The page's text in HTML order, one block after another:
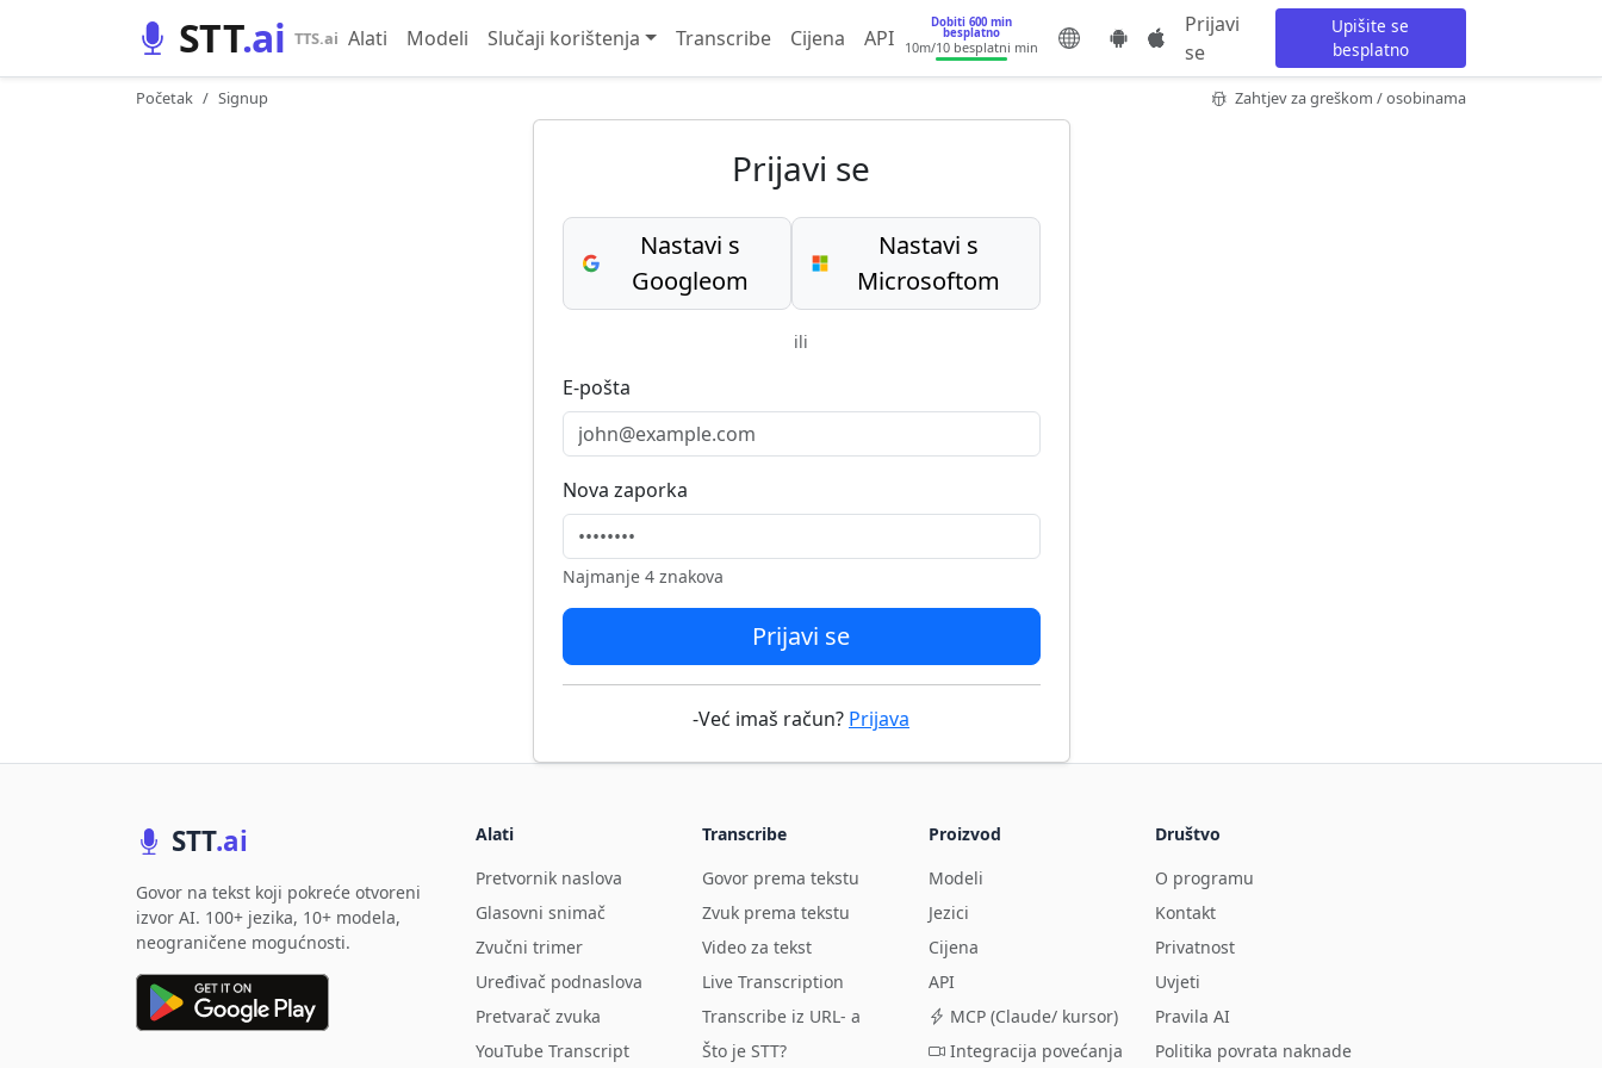
STT.ai TTS.ai Alati Modeli Slučaji korištenja Transcribe Cijena API
Dobiti 600 min
besplatno
10m/10 besplatni min
Prijavi
se
Upišite se
besplatno
Početak Signup Zahtjev za greškom / osobinama
Prijavi se
Nastavi s
Googleom
Nastavi s
Microsoftom
ili
E-pošta
Nova zaporka
Najmanje 4 znakova
Prijavi se
-Već imaš račun? Prijava
STT.ai
Govor na tekst koji pokreće otvoreni
izvor AI. 100+ jezika, 10+ modela,
neograničene mogućnosti.
Alati
Pretvornik naslova
Glasovni snimač
Zvučni trimer
Uređivač podnaslova
Pretvarač zvuka
YouTube Transcript
Transcribe
Govor prema tekstu
Zvuk prema tekstu
Video za tekst
Live Transcription
Transcribe iz URL- a
Što je STT?
Proizvod
Modeli
Jezici
Cijena
API
MCP (Claude/ kursor)
Integracija povećanja
Društvo
O programu
Kontakt
Privatnost
Uvjeti
Pravila AI
Politika povrata naknade